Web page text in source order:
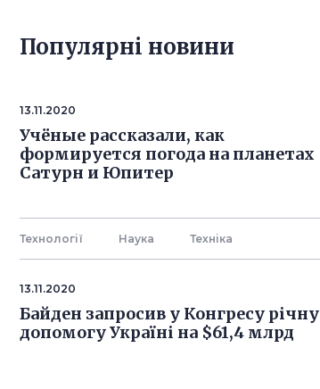
Популярнi новини
13.11.2020
Учёные рассказали, как
формируется погода на планетах
Сатурн и Юпитер
Технології Наука Технiка
13.11.2020
Байден запросив у Конгресу річну
допомогу Україні на $61,4 млрд